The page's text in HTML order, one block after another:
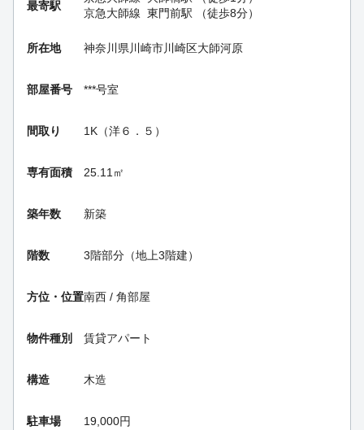
最寄駅
京急大師線 東門前駅 （徒歩8分）
所在地 神奈川県川崎市川崎区大師河原
部屋番号 ***号室
間取り 1K（洋６．５）
専有面積 25.11㎡
築年数 新築
階数 3階部分（地上3階建）
方位・位置南西 / 角部屋
物件種別 賃貸アパート
構造 木造
駐車場 19,000円